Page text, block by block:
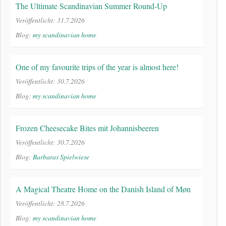
The Ultimate Scandinavian Summer Round-Up
Veröffentlicht: 31.7.2026
Blog: my scandinavian home
One of my favourite trips of the year is almost here!
Veröffentlicht: 30.7.2026
Blog: my scandinavian home
Frozen Cheesecake Bites mit Johannisbeeren
Veröffentlicht: 30.7.2026
Blog: Barbaras Spielwiese
A Magical Theatre Home on the Danish Island of Møn
Veröffentlicht: 28.7.2026
Blog: my scandinavian home